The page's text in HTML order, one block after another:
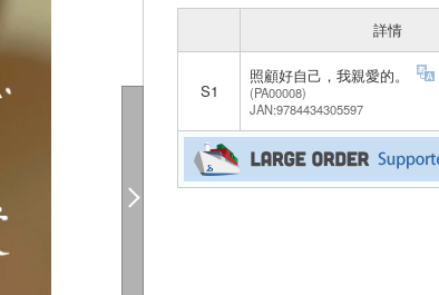
詳情
S1
照顧好自己，我親愛的。
(PA00008)
JAN:9784434305597